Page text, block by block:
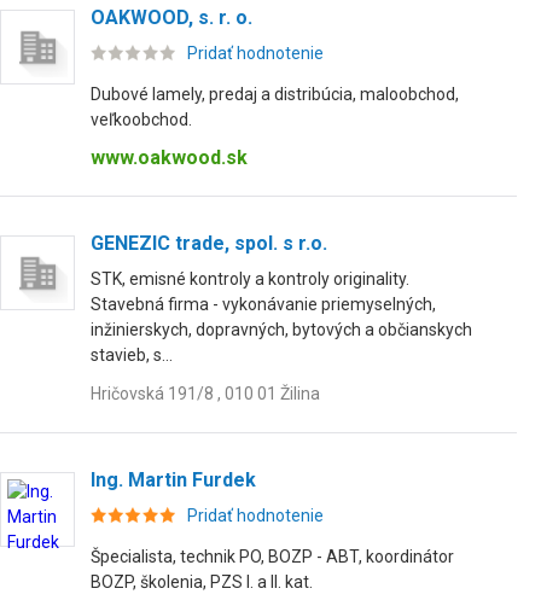
OAKWOOD, s. r. o.
Pridať hodnotenie
Dubové lamely, predaj a distribúcia, maloobchod,
veľkoobchod.
www.oakwood.sk
GENEZIC trade, spol. s r.o.
STK, emisné kontroly a kontroly originality.
Stavebná firma - vykonávanie priemyselných,
inžinierskych, dopravných, bytových a občianskych
stavieb, s...
Hričovská 191/8 , 010 01 Žilina
Ing. Martin Furdek
Pridať hodnotenie
Špecialista, technik PO, BOZP - ABT, koordinátor
BOZP, školenia, PZS I. a II. kat.